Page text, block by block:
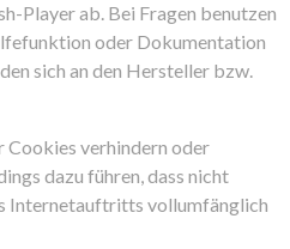
Player ab. Bei Fragen benutzen
oder Dokumentation
sich an den Hersteller bzw.
Cookies verhindern oder
dazu führen, dass nicht
Internetauftritts vollumfänglich